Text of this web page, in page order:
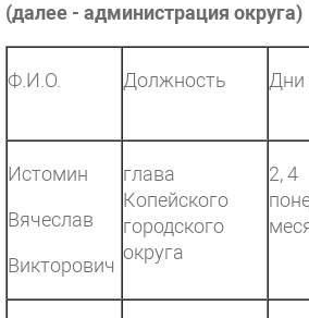
(далее - администрация округа)
Ф.И.О. Должность Дни
Истомин
Вячеслав
Викторович
глава
Копейского
городского
округа
2, 4